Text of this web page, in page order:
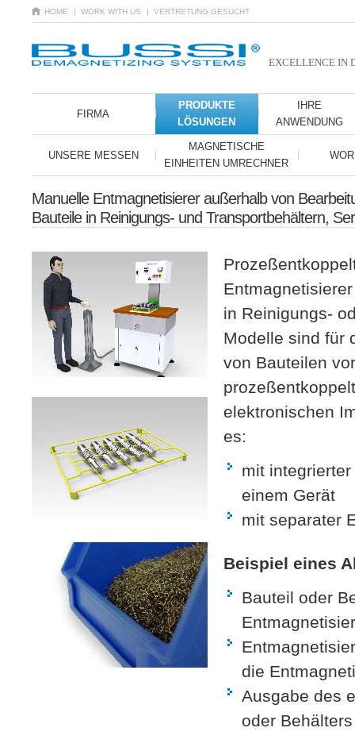
EXCELLENCE IN
FIRMA
PRODUKTE
LÖSUNGEN
IHRE
ANWENDUNG
UNSERE MESSEN
MAGNETISCHE
EINHEITEN UMRECHNER
HOME | VERTRETUNG GESUCHT
| WORK WITH US
Manuelle Entmagnetisierer außerhalb von
Bauteile in Reinigungs- und Transportbehältern,
in Reinigungs-
Modelle sind für
von Bauteilen
elektronischen
es:
mit
einem Gerät
mit separater
Beispiel eines
Bauteil oder
die
Ausgabe des
oder Behälters